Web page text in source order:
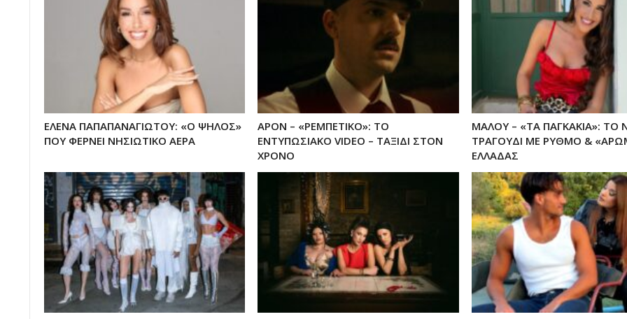
ΕΛΕΝΑ ΠΑΠΑΠΑΝΑΓΙΩΤΟΥ: «Ο ΨΗΛΟΣ»
ΠΟΥ ΦΕΡΝΕΙ ΝΗΣΙΩΤΙΚΟ ΑΕΡΑ
APON – «ΡΕΜΠΕΤΙΚΟ»: ΤΟ
ΕΝΤΥΠΩΣΙΑΚΟ VIDEO – ΤΑΞΙΔΙ ΣΤΟΝ
ΧΡΟΝΟ
ΜΑΛΟΥ – «ΤΑ ΠΑΓΚΑΚΙΑ»: ΤΟ
ΤΡΑΓΟΥΔΙ ΜΕ ΡΥΘΜΟ &
ΕΛΛΑΔΑΣ